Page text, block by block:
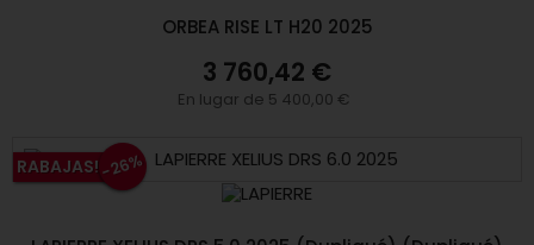
ORBEA RISE LT H20 2025
3 760,42 €
En lugar de 5 400,00 €
RABAJAS!-26%